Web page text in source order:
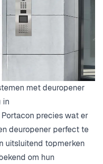
met deuropener
in
precies wat er
deuropener perfect te
uitsluitend topmerken
om hun